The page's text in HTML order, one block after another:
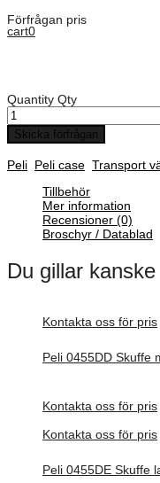
cart0
Förfrågan pris
Quantity Qty
Skicka förfrågan
Peli Peli case Transport
Tillbehör
Mer information
Recensioner (0)
Broschyr / Datablad
Du gillar
Kontakta oss för pris
Peli 0455DD Skuffe
Kontakta oss för pris
Kontakta oss för pris
Peli 0455DE Skuffe